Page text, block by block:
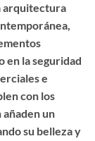
arquitectura
en la seguridad
e
con los
un
su belleza y